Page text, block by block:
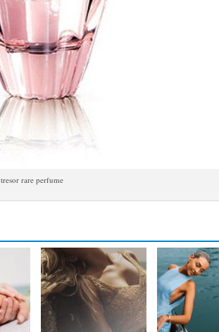
tresor rare perfume